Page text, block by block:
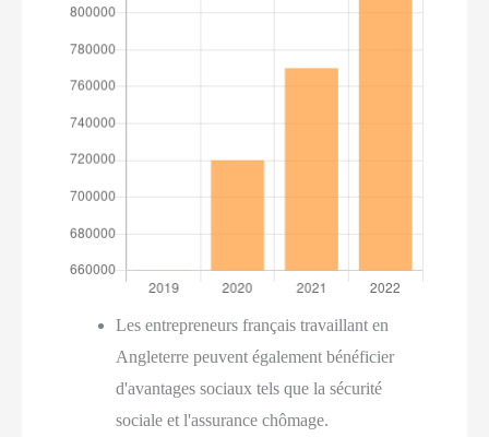
Les entrepreneurs français travaillant en
Angleterre peuvent également bénéficier
d'avantages sociaux tels que la sécurité
sociale et l'assurance chômage.